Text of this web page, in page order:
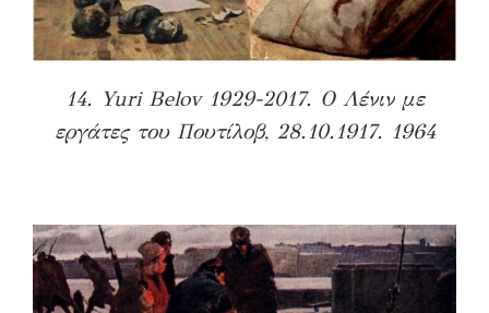
14. Yuri Belov1929-2017. Ο Λένιν με
εργάτες του Πουτίλοβ, 28.10.1917. 1964